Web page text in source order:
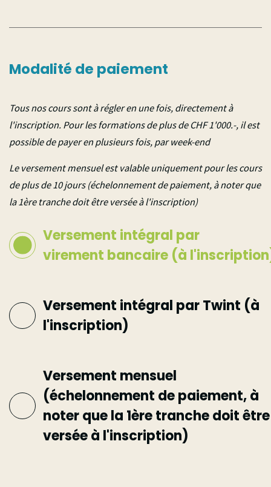
Modalité de paiement
Tous nos cours sont à régler en une fois, directement à
l'inscription. Pour les formations de plus de CHF 1'000.-, il est
possible de payer en plusieurs fois, par week-end
Le versement mensuel est valable uniquement pour les cours
de plus de 10 jours (échelonnement de paiement, à noter que
la 1ère tranche doit être versée à l'inscription)
Versement intégral par
virement bancaire (à
Versement intégral par Twint (à
l'inscription)
Versement mensuel
(échelonnement de paiement, à
noter que la 1ère tranche doit être
versée à l'inscription)